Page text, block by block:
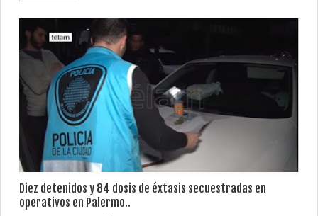
Diez detenidos y 84 dosis de éxtasis secuestradas en
operativos en Palermo..